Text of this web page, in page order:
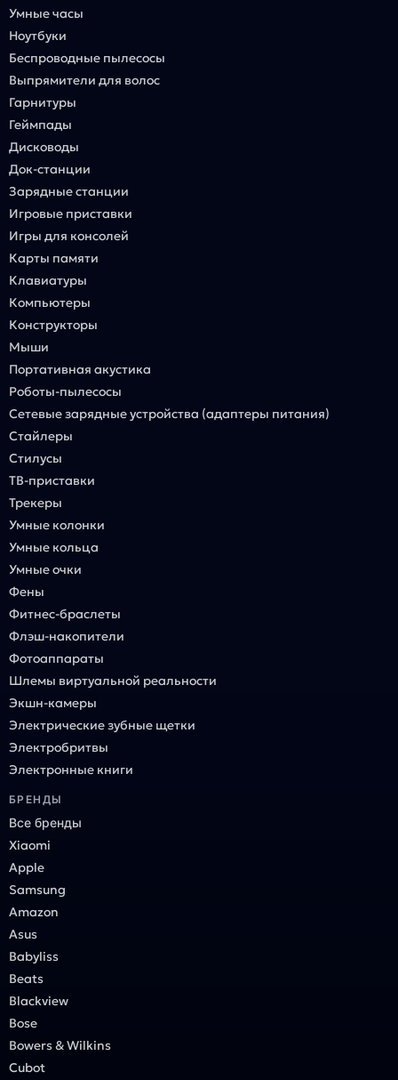
Умные часы
Ноутбуки
Беспроводные пылесосы
Выпрямители для волос
Гарнитуры
Геймпады
Дисководы
Док-станции
Зарядные станции
Игровые приставки
Игры для консолей
Карты памяти
Клавиатуры
Компьютеры
Конструкторы
Мыши
Портативная акустика
Роботы-пылесосы
Сетевые зарядные устройства (адаптеры питания)
Стайлеры
Стилусы
ТВ-приставки
Трекеры
Умные колонки
Умные кольца
Умные очки
Фены
Фитнес-браслеты
Флэш-накопители
Фотоаппараты
Шлемы виртуальной реальности
Экшн-камеры
Электрические зубные щетки
Электробритвы
Электронные книги
БРЕНДЫ
Все бренды
Xiaomi
Apple
Samsung
Amazon
Asus
Babyliss
Beats
Blackview
Bose
Bowers & Wilkins
Cubot